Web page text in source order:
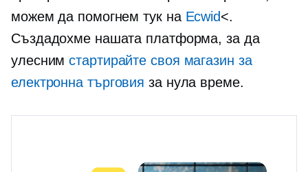
можем да помогнем тук на Ecwid<.
Създадохме нашата платформа, за да
улеснимстартирайте своя магазин за
електронна търговия за нула време.